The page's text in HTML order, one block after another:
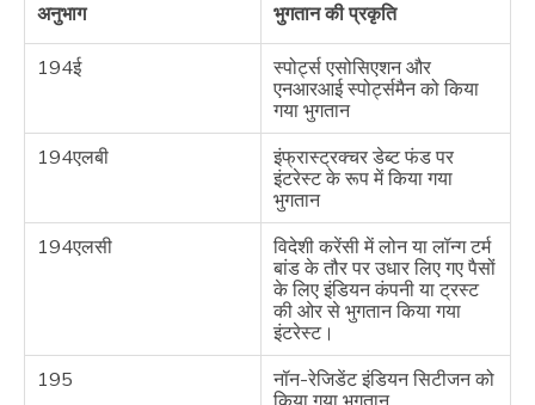
अनुभाग भुगतान की प्रकृति
194ई
स्पोर्ट्स एसोसिएशन और
एनआरआई स्पोर्ट्समैन को किया
गया भुगतान
194एलबी
इंफ्रास्ट्रक्चर डेब्ट फंड पर
इंटरेस्ट के रूप में किया गया
भुगतान
194एलसी
विदेशी करेंसी में लोन या लॉन्ग टर्म
बांड के तौर पर उधार लिए गए पैसों
के लिए इंडियन कंपनी या ट्रस्ट
की ओर से भुगतान किया गया
इंटरेस्ट।
195
नॉन-रेजिडेंट इंडियन सिटीजन को
किया गया भुगतान